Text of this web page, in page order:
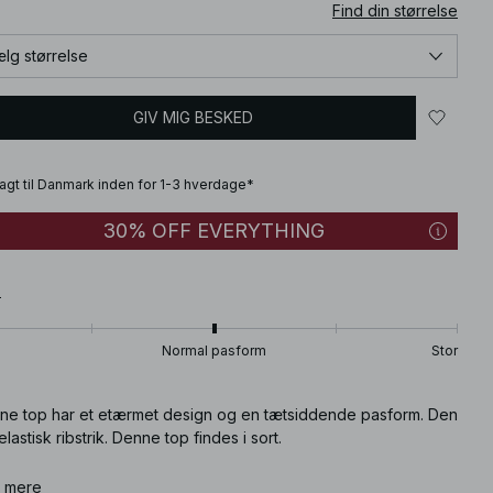
Find din størrelse
størrelse
GIV MIG BESKED
til Danmark inden for 1-3 hverdage*
30% OFF EVERYTHING
Normal pasform Stor
top har et etærmet design og en tætsiddende pasform. Den
ribstrik. Denne top findes i sort.